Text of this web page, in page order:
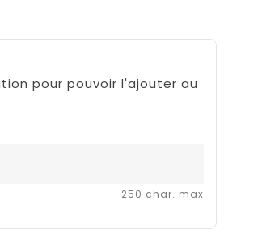
pour pouvoir l'ajouter au
250 char. max